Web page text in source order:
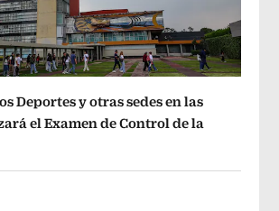
Deportes y otras sedes en las
el Examen de Control de la